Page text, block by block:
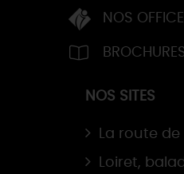
NOS
NOS SITES
La route de
Loiret,